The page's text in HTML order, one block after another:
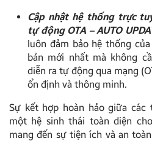
Cập nhật hệ thống trực
tự động OTA – AUTO
luôn đảm bảo hệ thống
bản mới nhất mà không
diễn ra tự động qua mạng
ổn định và thông minh.
Sự kết hợp hoàn hảo giữa các
một hệ sinh thái toàn diện
mang đến sự tiện ích và an